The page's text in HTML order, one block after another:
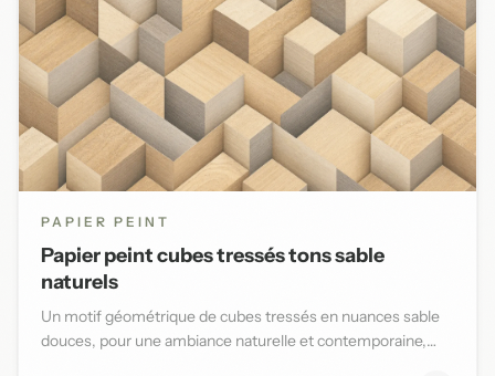
PAPIER PEINT
Papier peint cubes tressés tons sable
naturels
Un motif géométrique de cubes tressés en nuances sable
douces, pour une ambiance naturelle et contemporaine,